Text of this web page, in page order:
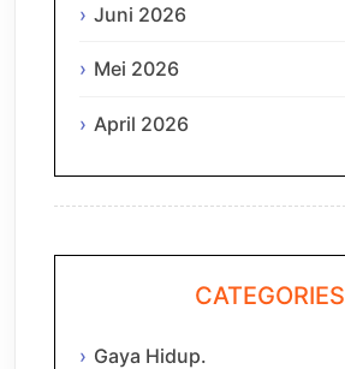
Juni 2026
Mei 2026
April 2026
CATEGORIES
Gaya Hidup.